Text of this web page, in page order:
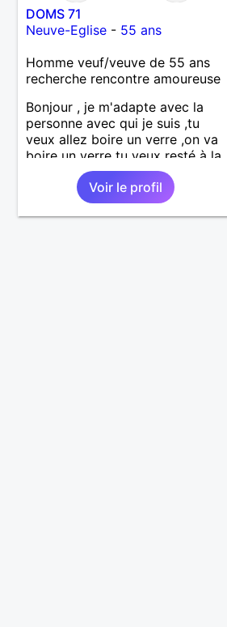
DOMS 71
Neuve-Eglise- 55 ans
Homme veuf/veuve de 55 ans
recherche rencontre amoureuse
Bonjour , je m'adapte avec la
personne avec qui je suis ,tu
veux allez boire un verre ,on va
boire un verre tu veux resté à la
maison ,on reste
etc...l'important c'est d'etre
ensemble .j'aime me balader ,
faire du sport , regarder des film
Voir le profil